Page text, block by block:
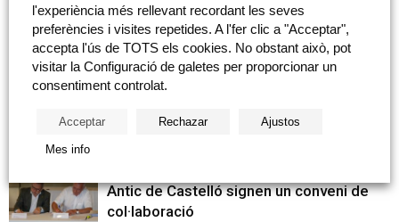
Articles relacionats Més del autor
Patim presenta el seu estudi sobre joc
Antic de Castelló signen un conveni de
col·laboració
l'experiència més rellevant recordant les seves
preferències i visites repetides. A l'fer clic a "Acceptar",
accepta l'ús de TOTS els cookies. No obstant això, pot
visitar la Configuració de galetes per proporcionar un
consentiment controlat.
Acceptar Rechazar Ajustos
Mes info